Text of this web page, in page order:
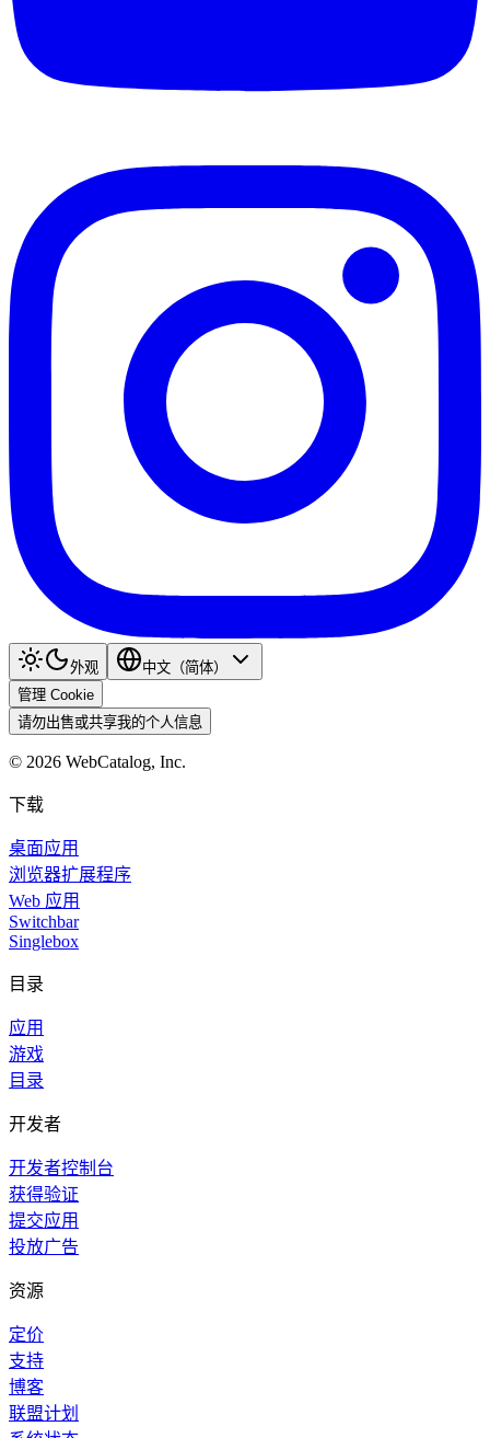
外观
中文（简体）
管理 Cookie
请勿出售或共享我的个人信息
© 2026 WebCatalog, Inc.
下载
桌面应用
浏览器扩展程序
Web 应用
Switchbar
Singlebox
目录
应用
游戏
目录
开发者
开发者控制台
获得验证
提交应用
投放广告
资源
定价
支持
博客
联盟计划